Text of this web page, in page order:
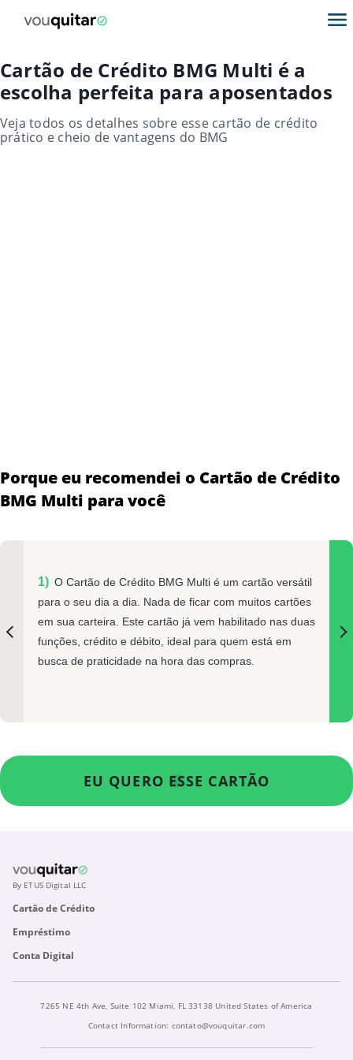
Cartão de Crédito BMG Multi é a
escolha perfeita para aposentados
Veja todos os detalhes sobre esse cartão de crédito
prático e cheio de vantagens do BMG
Porque eu recomendei o Cartão de Crédito
BMG Multi para você
O Cartão de Crédito BMG Multi é um cartão versátil
para o seu dia a dia. Nada de ficar com muitos cartões
em sua carteira. Este cartão já vem habilitado nas duas
funções, crédito e débito, ideal para quem está em
busca de praticidade na hora das compras.
EU QUERO ESSE CARTÃO
By ETUS Digital LLC
Cartão de Crédito
Empréstimo
Conta Digital
7265 NE 4th Ave, Suite 102 Miami, FL 33138 United States of America
Contact Information: contato@vouquitar.com